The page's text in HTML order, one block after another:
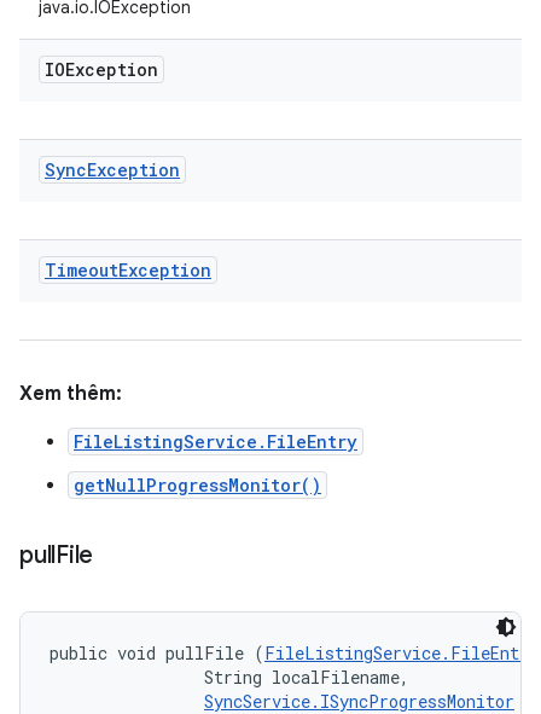
java.io.IOException
IOException
SyncException
TimeoutException
Xem thêm:
FileListingService.FileEntry
getNullProgressMonitor()
pullFile
public void pullFile (FileListingService.FileEntry
                String localFilename,
SyncService.ISyncProgressMonitor